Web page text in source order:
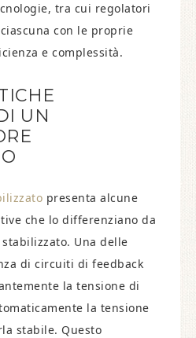
tra cui regolatori
con le proprie
e complessità.
UN
presenta alcune
che lo differenziano da
Una delle
di circuiti di feedback
la tensione di
la tensione
stabile. Questo